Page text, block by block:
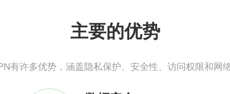
主要的优势
有许多优势，涵盖隐私保护、安全性、访问权限和网